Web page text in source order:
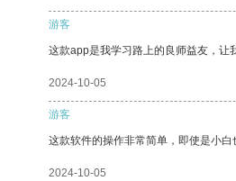
游客
这款app是我学习路上的良师益友，让
2024-10-05
游客
这款软件的操作非常简单，即使是小白
2024-10-05